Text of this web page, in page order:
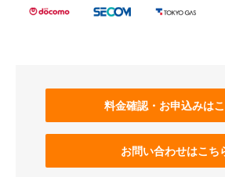
料金確認・お申込みは
お問い合わせはこち